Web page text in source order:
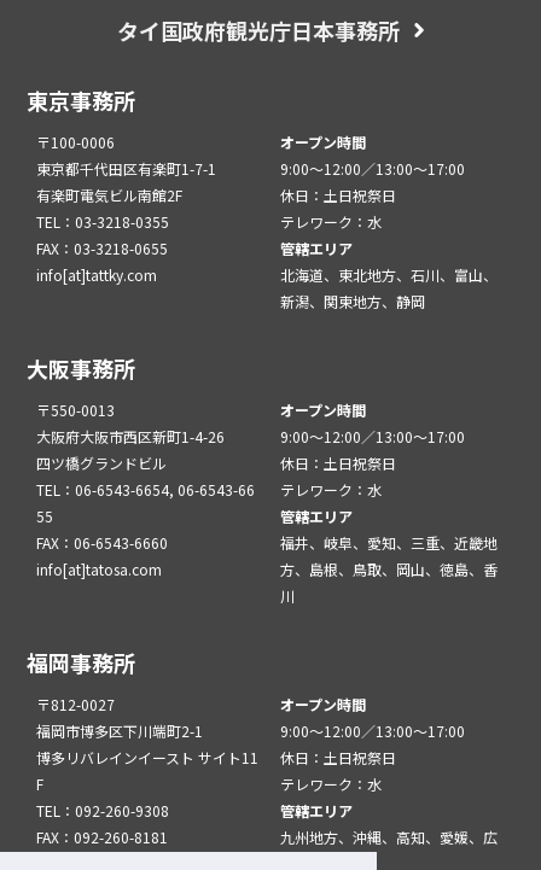
タイ国政府観光庁日本事務所
東京事務所
〒100-0006
東京都千代田区有楽町1-7-1
有楽町電気ビル南館2F
TEL：03-3218-0355
FAX：03-3218-0655
info[at]tattky.com
オープン時間
9:00～12:00／13:00～17:00
休日：土日祝祭日
テレワーク：水
管轄エリア
北海道、東北地方、石川、富山、
新潟、関東地方、静岡
大阪事務所
〒550-0013
大阪府大阪市西区新町1-4-26
四ツ橋グランドビル
TEL：06-6543-6654, 06-6543-66
55
FAX：06-6543-6660
info[at]tatosa.com
オープン時間
9:00～12:00／13:00～17:00
休日：土日祝祭日
テレワーク：水
管轄エリア
福井、岐阜、愛知、三重、近畿地
方、島根、鳥取、岡山、徳島、香
川
福岡事務所
〒812-0027
福岡市博多区下川端町2-1
博多リバレインイースト サイト11
F
TEL：092-260-9308
FAX：092-260-8181
オープン時間
9:00～12:00／13:00～17:00
休日：土日祝祭日
テレワーク：水
管轄エリア
九州地方、沖縄、高知、愛媛、広